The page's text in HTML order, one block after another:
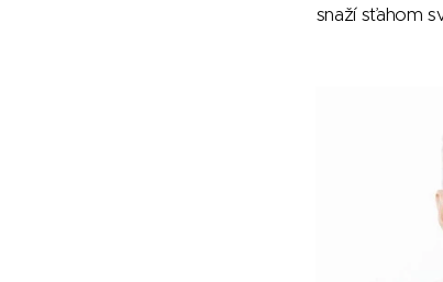
snaží sťahom